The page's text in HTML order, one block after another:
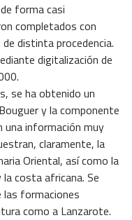
forma casi
completados con
distinta procedencia.
digitalización de
se ha obtenido un
y la componente
una información muy
claramente, la
Oriental, así como la
costa africana. Se
las formaciones
como a Lanzarote.